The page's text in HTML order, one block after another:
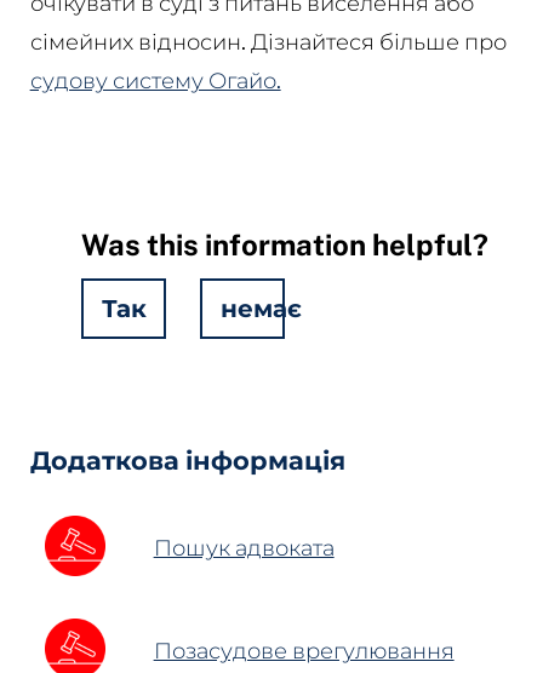
сімейних відносин. Дізнайтеся більше про
судову систему Огайо.
Was this information helpful?
Так немає
Додаткова інформація
Пошук адвоката
Позасудове врегулювання